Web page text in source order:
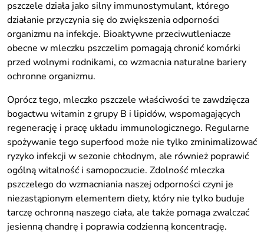
pszczele działa jako silny immunostymulant, którego
działanie przyczynia się do zwiększenia odporności
organizmu na infekcje. Bioaktywne przeciwutleniacze
obecne w mleczku pszczelim pomagają chronić komórki
przed wolnymi rodnikami, co wzmacnia naturalne bariery
ochronne organizmu.
Oprócz tego, mleczko pszczele właściwości te zawdzięcza
bogactwu witamin z grupy B i lipidów, wspomagających
regenerację i pracę układu immunologicznego. Regularne
spożywanie tego superfood może nie tylko zminimalizować
ryzyko infekcji w sezonie chłodnym, ale również poprawić
ogólną witalność i samopoczucie. Zdolność mleczka
pszczelego do wzmacniania naszej odporności czyni je
niezastąpionym elementem diety, który nie tylko buduje
tarczę ochronną naszego ciała, ale także pomaga zwalczać
jesienną chandrę i poprawia codzienną koncentrację.